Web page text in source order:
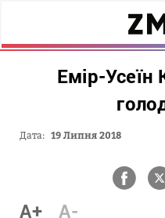
Емір-Усеїн
Дата: 19 Липня 2018
A+ A-